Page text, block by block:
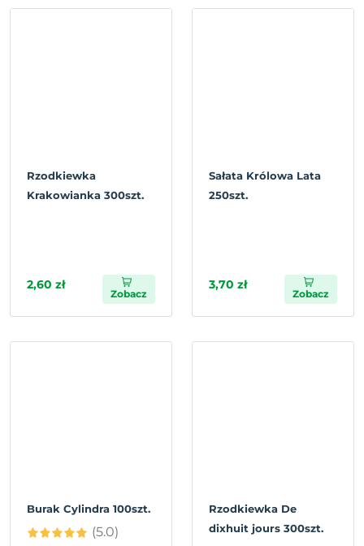
Rzodkiewka
Krakowianka 300szt.
2,60 zł
Zobacz
Sałata Królowa Lata
250szt.
3,70 zł
Zobacz
Burak Cylindra 100szt.
(5.0)
Rzodkiewka De
dixhuit jours 300szt.